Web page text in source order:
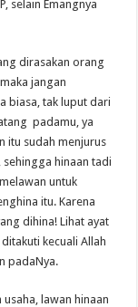
selain Emangnya
dirasakan orang
jangan
biasa, tak luput dari
padamu, ya
itu sudah menjurus
sehingga hinaan tadi
untuk
itu. Karena
dihina! Lihat ayat
kecuali Allah
padaNya.
lawan hinaan